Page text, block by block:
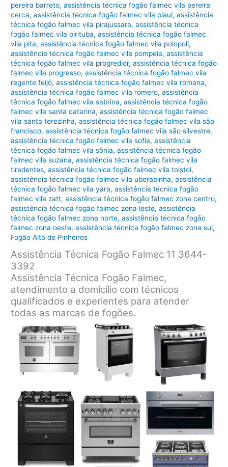
pereira barreto,assistência técnica fogão falmec vila pereira
cerca,assistência técnica fogão falmec vila piauí,assistência
técnica fogão falmec vila pirajussara,assistência técnica
fogão falmec vila pirituba,assistência técnica fogão falmec
vila pita,assistência técnica fogão falmec vila polopoli,
assistência técnica fogão falmec vila pompeia,assistência
técnica fogão falmec vila progredior,assistência técnica fogão
falmec vila progresso,assistência técnica fogão falmec vila
regente feijó,assistência técnica fogão falmec vila romana,
assistência técnica fogão falmec vila romero,assistência
técnica fogão falmec vila sabrina,assistência técnica fogão
falmec vila santa catarina,assistência técnica fogão falmec
vila santa terezinha,assistência técnica fogão falmec vila são
francisco,assistência técnica fogão falmec vila são silvestre,
assistência técnica fogão falmec vila sofia,assistência
técnica fogão falmec vila sônia,assistência técnica fogão
falmec vila suzana,assistência técnica fogão falmec vila
tiradentes,assistência técnica fogão falmec vila tolstoi,
assistência técnica fogão falmec vila uberabinha,assistência
técnica fogão falmec vila yara,assistência técnica fogão
falmec vila zatt,assistência técnica fogão falmec zona centro,
assistência técnica fogão falmec zona leste,assistência
técnica fogão falmec zona norte,assistência técnica fogão
falmec zona oeste,assistência técnica fogão falmec zona sul,
Fogão Alto de Pinheiros
Assistência Técnica Fogão Falmec 11 3644-
3392
Assistência Técnica Fogão Falmec,
atendimento a domicílio com técnicos
qualificados e experientes para atender
todas as marcas de fogões.